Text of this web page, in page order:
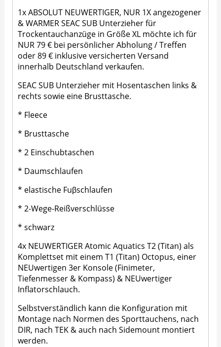
1x ABSOLUT NEUWERTIGER, NUR 1X angezogener
& WARMER SEAC SUB Unterzieher für
Trockentauchanzüge in Größe XL möchte ich für
NUR 79 € bei persönlicher Abholung / Treffen
oder 89 € inklusive versicherten Versand
innerhalb Deutschland verkaufen.
SEAC SUB Unterzieher mit Hosentaschen links &
rechts sowie eine Brusttasche.
* Fleece
* Brusttasche
* 2 Einschubtaschen
* Daumschlaufen
* elastische Fuβschlaufen
* 2-Wege-Reißverschlüsse
* schwarz
4x NEUWERTIGER Atomic Aquatics T2 (Titan) als
Komplettset mit einem T1 (Titan) Octopus, einer
NEUwertigen 3er Konsole (Finimeter,
Tiefenmesser & Kompass) & NEUwertiger
Inflatorschlauch.
Selbstverständlich kann die Konfiguration mit
Montage nach Normen des Sporttauchens, nach
DIR, nach TEK & auch nach Sidemount montiert
werden.